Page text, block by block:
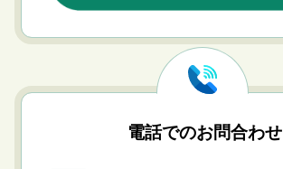
電話でのお問合わせ